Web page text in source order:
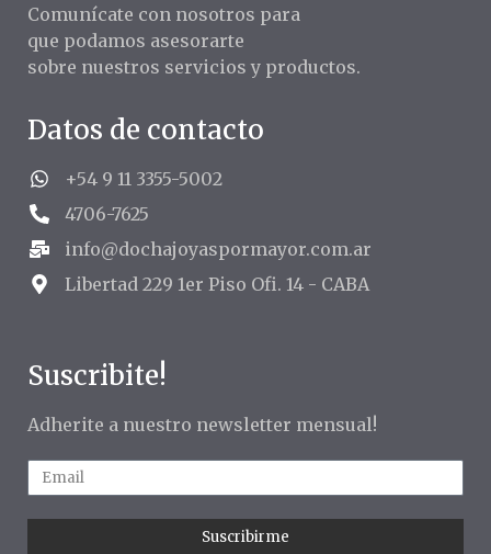
Comunícate con nosotros para
que podamos asesorarte
sobre nuestros servicios y productos.
Datos de contacto
+54 9 11 3355-5002
4706-7625
info@dochajoyaspormayor.com.ar
Libertad 229 1er Piso Ofi. 14 - CABA
Suscribite!
Adherite a nuestro newsletter mensual!
Suscribirme